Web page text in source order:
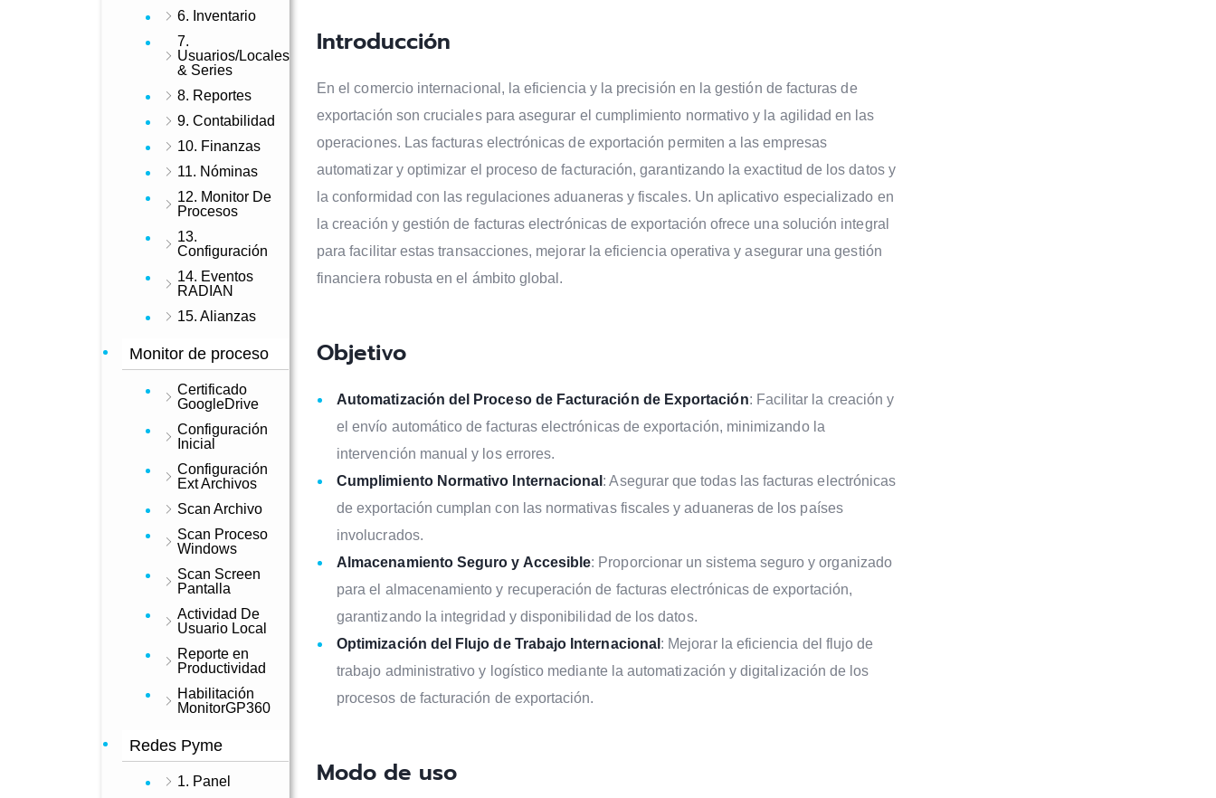
6. Inventario
7.
Usuarios/Locales
& Series
8. Reportes
9. Contabilidad
10. Finanzas
11. Nóminas
12. Monitor De
Procesos
13.
Configuración
14. Eventos
RADIAN
15. Alianzas
Monitor de proceso
Certificado
GoogleDrive
Configuración
Inicial
Configuración
Ext Archivos
Scan Archivo
Scan Proceso
Windows
Scan Screen
Pantalla
Actividad De
Usuario Local
Reporte en
Productividad
Habilitación
MonitorGP360
Redes Pyme
1. Panel
Introducción
En el comercio internacional, la eficiencia y la precisión en la gestión de facturas de
exportación son cruciales para asegurar el cumplimiento normativo y la agilidad en las
operaciones. Las facturas electrónicas de exportación permiten a las empresas
automatizar y optimizar el proceso de facturación, garantizando la exactitud de los datos y
la conformidad con las regulaciones aduaneras y fiscales. Un aplicativo especializado en
la creación y gestión de facturas electrónicas de exportación ofrece una solución integral
para facilitar estas transacciones, mejorar la eficiencia operativa y asegurar una gestión
financiera robusta en el ámbito global.
Objetivo
Automatización del Proceso de Facturación de Exportación: Facilitar la creación y
el envío automático de facturas electrónicas de exportación, minimizando la
intervención manual y los errores.
Cumplimiento Normativo Internacional : Asegurar que todas las facturas electrónicas
de exportación cumplan con las normativas fiscales y aduaneras de los países
involucrados.
Almacenamiento Seguro y Accesible: Proporcionar un sistema seguro y organizado
para el almacenamiento y recuperación de facturas electrónicas de exportación,
garantizando la integridad y disponibilidad de los datos.
Optimización del Flujo de Trabajo Internacional : Mejorar la eficiencia del flujo de
trabajo administrativo y logístico mediante la automatización y digitalización de los
procesos de facturación de exportación.
Modo de uso